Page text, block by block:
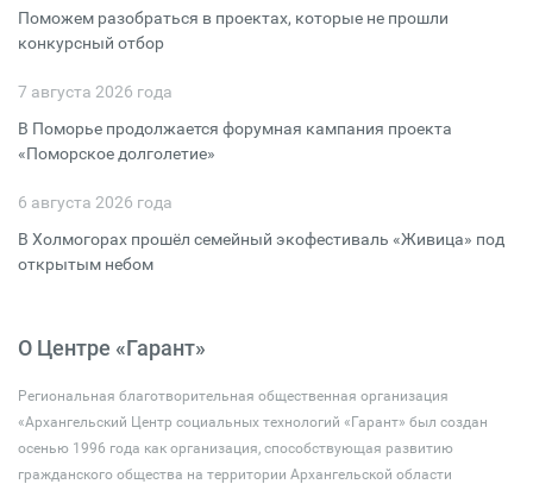
Поможем разобраться в проектах, которые не прошли
конкурсный отбор
7 августа 2026 года
В Поморье продолжается форумная кампания проекта
«Поморское долголетие»
6 августа 2026 года
В Холмогорах прошёл семейный экофестиваль «Живица» под
открытым небом
О Центре «Гарант»
Региональная благотворительная общественная организация
«Архангельский Центр социальных технологий «Гарант» был создан
осенью 1996 года как организация, способствующая развитию
гражданского общества на территории Архангельской области